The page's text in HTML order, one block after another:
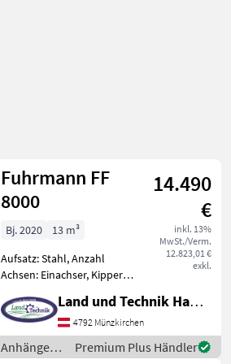
Fuhrmann FF
8000
14.490
€
inkl. 13%
MwSt./Verm.
12.823,01 €
exkl.
Bj. 2020
13 m³
Aufsatz: Stahl, Anzahl
Achsen: Einachser, Kipper-
Bremse: Druckluftbremse,
Pendel-Bordwände,
Typenschein •
Ladevolumen 13 m3 •
Land und Technik HandelsgesmbH
4792 Münzkirchen
Anhänger /
Premium Plus Händler